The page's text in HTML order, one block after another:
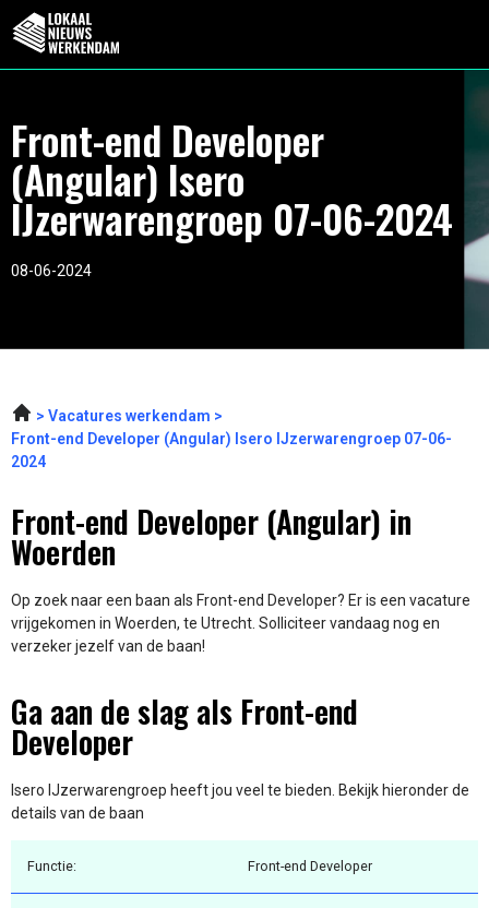
Front-end Developer
(Angular) Isero
IJzerwarengroep 07-06-2024
08-06-2024
Vacatures werkendam
Front-end Developer (Angular) Isero IJzerwarengroep 07-06-
2024
Front-end Developer (Angular) in
Woerden
Op zoek naar een baan als Front-end Developer? Er is een vacature
vrijgekomen in Woerden, te Utrecht. Solliciteer vandaag nog en
verzeker jezelf van de baan!
Ga aan de slag als Front-end
Developer
Isero IJzerwarengroep heeft jou veel te bieden. Bekijk hieronder de
details van de baan
Functie: Front-end Developer